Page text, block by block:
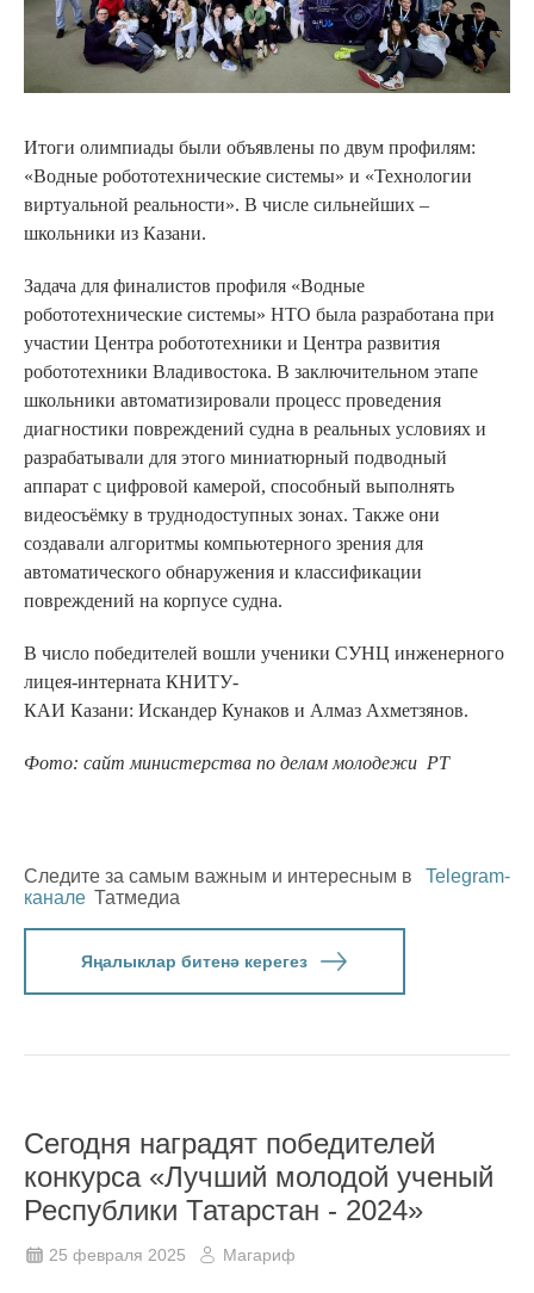
Итоги олимпиады были объявлены по двум профилям:
«Водные робототехнические системы» и «Технологии
виртуальной реальности». В числе сильнейших –
школьники из Казани.
Задача для финалистов профиля «Водные
робототехнические системы» НТО была разработана при
участии Центра робототехники и Центра развития
робототехники Владивостока. В заключительном этапе
школьники автоматизировали процесс проведения
диагностики повреждений судна в реальных условиях и
разрабатывали для этого миниатюрный подводный
аппарат с цифровой камерой, способный выполнять
видеосъёмку в труднодоступных зонах. Также они
создавали алгоритмы компьютерного зрения для
автоматического обнаружения и классификации
повреждений на корпусе судна.
В число победителей вошли ученики СУНЦ инженерного
лицея-интерната КНИТУ-
КАИ Казани: Искандер Кунаков и Алмаз Ахметзянов.
Фото: сайт министерства по делам молодежи РТ
Следите за самым важным и интересным в
Telegram-
канале Татмедиа
Яңалыклар битенә керегез
Сегодня наградят победителей
конкурса «Лучший молодой ученый
Республики Татарстан - 2024»
25 февраля 2025 Магариф